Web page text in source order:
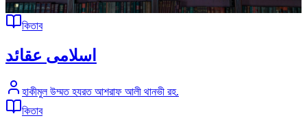
কিতাব
اسلامى عقائد
হাকীমুল উম্মত হযরত আশরাফ আলী থানভী রহ.
কিতাব